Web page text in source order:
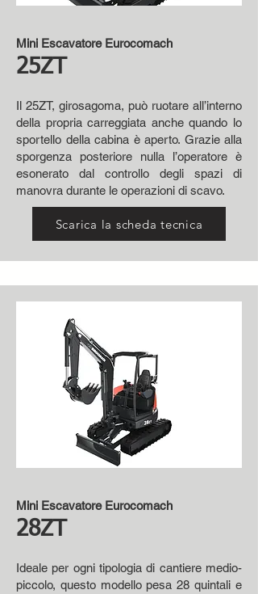
Mini Escavatore Eurocomach
25ZT
Il 25ZT, girosagoma, può ruotare all’interno
della propria carreggiata anche quando lo
sportello della cabina è aperto. Grazie alla
sporgenza posteriore nulla l’operatore è
esonerato dal controllo degli spazi di
manovra durante le operazioni di scavo.
Scarica la scheda tecnica
Mini Escavatore Eurocomach
28ZT
Ideale per ogni tipologia di cantiere medio-
piccolo, questo modello pesa 28 quintali e